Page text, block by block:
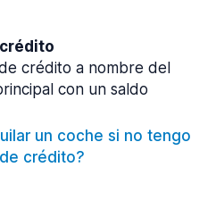
crédito a nombre del
con un saldo
un coche si no tengo
crédito?